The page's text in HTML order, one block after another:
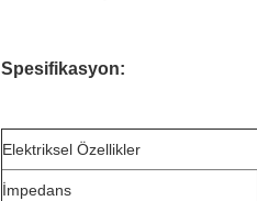
Spesifikasyon:
Elektriksel Özellikler
İmpedans